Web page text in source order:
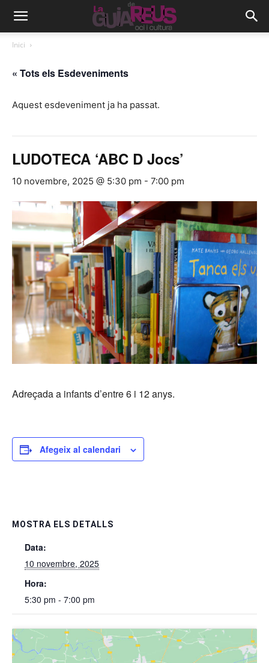
Inici
« Tots els Esdeveniments
Aquest esdeveniment ja ha passat.
LUDOTECA ‘ABC D Jocs’
10 novembre, 2025 @ 5:30 pm - 7:00 pm
Adreçada a infants d’entre 6 i 12 anys.
Afegeix al calendari
MOSTRA ELS DETALLS
Data:
10 novembre, 2025
Hora:
5:30 pm - 7:00 pm